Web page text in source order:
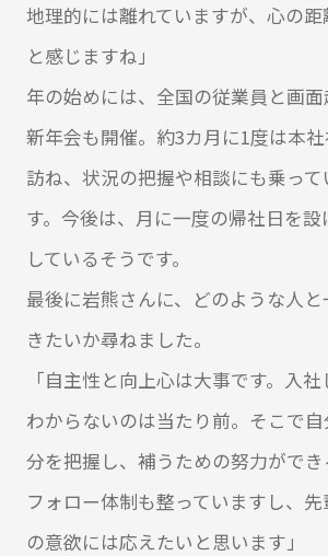
地理的には離れていますが、心の距
と感じますね」
年の始めには、全国の従業員と画
新年会も開催。約3カ月に1度は本
訪ね、状況の把握や相談にも乗って
す。今後は、月に一度の帰社日を
しているそうです。
最後に岩熊さんに、どのような人
きたいか尋ねました。
「自主性と向上心は大事です。入
わからないのは当たり前。そこで
分を把握し、補うための努力がで
フォロー体制も整っていますし、
の意欲には応えたいと思います」